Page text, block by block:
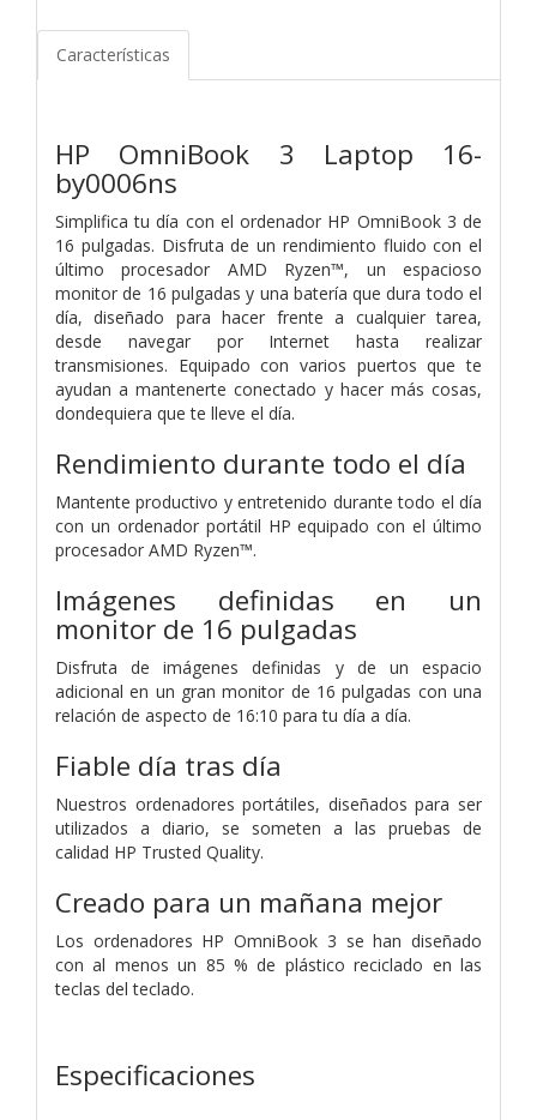
Características
HP OmniBook 3 Laptop 16-
by0006ns
Simplifica tu día con el ordenador HP OmniBook 3 de
16 pulgadas. Disfruta de un rendimiento fluido con el
último procesador AMD Ryzen™, un espacioso
monitor de 16 pulgadas y una batería que dura todo el
día, diseñado para hacer frente a cualquier tarea,
desde navegar por Internet hasta realizar
transmisiones. Equipado con varios puertos que te
ayudan a mantenerte conectado y hacer más cosas,
dondequiera que te lleve el día.
Rendimiento durante todo el día
Mantente productivo y entretenido durante todo el día
con un ordenador portátil HP equipado con el último
procesador AMD Ryzen™.
Imágenes definidas en un
monitor de 16 pulgadas
Disfruta de imágenes definidas y de un espacio
adicional en un gran monitor de 16 pulgadas con una
relación de aspecto de 16:10 para tu día a día.
Fiable día tras día
Nuestros ordenadores portátiles, diseñados para ser
utilizados a diario, se someten a las pruebas de
calidad HP Trusted Quality.
Creado para un mañana mejor
Los ordenadores HP OmniBook 3 se han diseñado
con al menos un 85 % de plástico reciclado en las
teclas del teclado.
Especificaciones